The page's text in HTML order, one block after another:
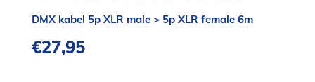
DMX kabel 5p XLR male > 5p XLR female 6m
€27,95